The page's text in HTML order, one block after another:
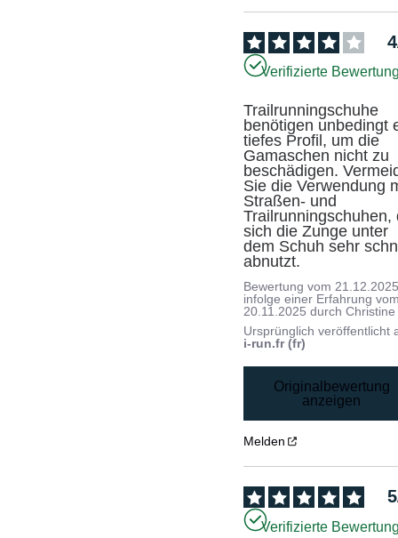
4
Verifizierte
Trailrunningschuhe
benötigen unbedingt
tiefes Profil, um die
Gamaschen nicht zu
beschädigen.
Sie die Verwendung
Straßen- und
Trailrunningschuhen,
sich die Zunge unter
dem Schuh sehr
abnutzt.
Bewertung vom
infolge einer Erfahrung
20.11.2025 durchChristine
Ursprünglich veröffentlicht
i-run.fr (fr)
Originalbewertung
anzeigen
Melden
5
Verifizierte